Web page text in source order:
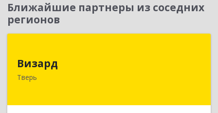
Ближайшие партнеры из соседних
регионов
Визард
Тверь
170006, Тверская обл, Тверь г, Учительская ул,
Подробнее